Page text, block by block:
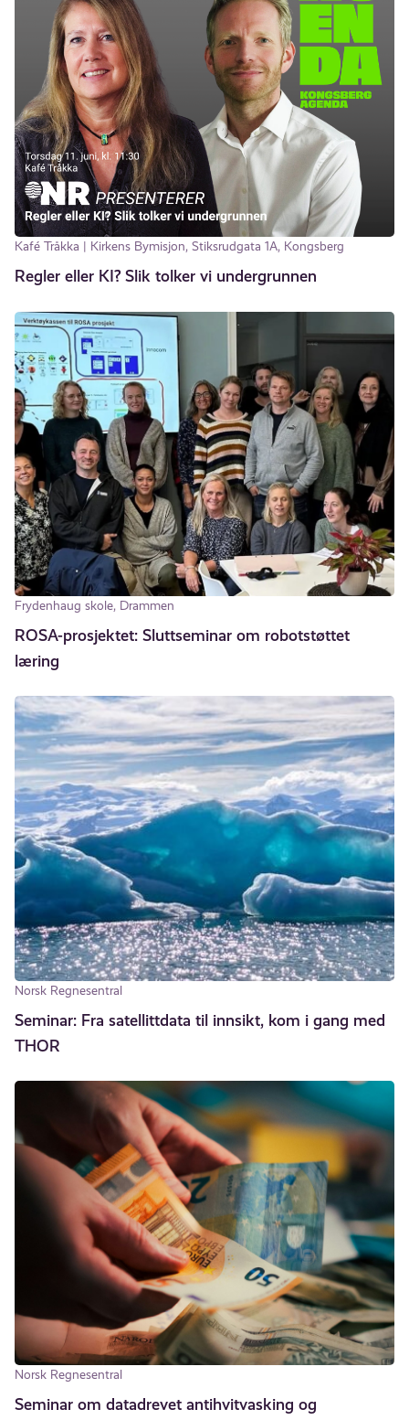
Kafé Tråkka | Kirkens Bymisjon, Stiksrudgata 1A, Kongsberg
Regler eller KI? Slik tolker vi undergrunnen
Frydenhaug skole, Drammen
ROSA-prosjektet: Sluttseminar om robotstøttet
læring
Norsk Regnesentral
Seminar: Fra satellittdata til innsikt, kom i gang med
THOR
Norsk Regnesentral
Seminar om datadrevet antihvitvasking og